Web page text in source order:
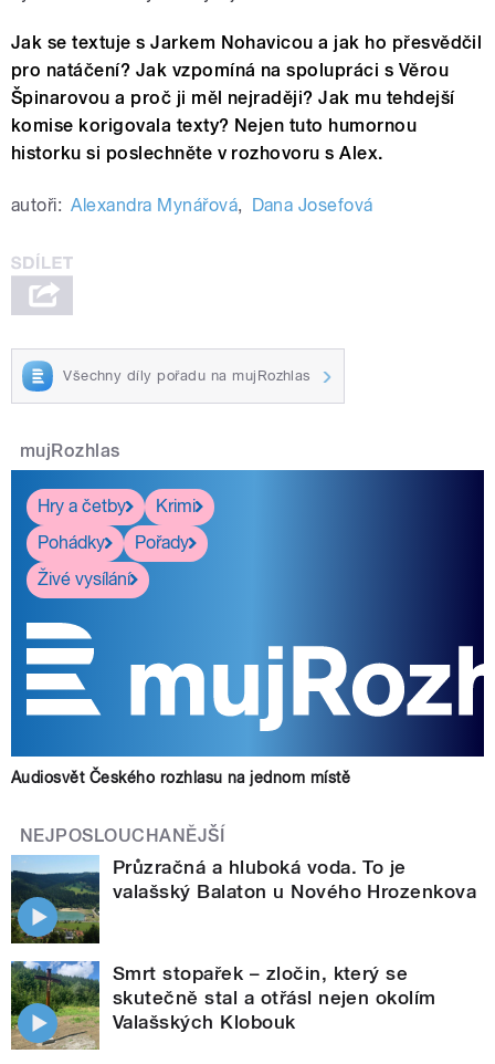
Jak se textuje s Jarkem Nohavicou a jak ho přesvědčil
pro natáčení? Jak vzpomíná na spolupráci s Věrou
Špinarovou a proč ji měl nejraději? Jak mu tehdejší
komise korigovala texty? Nejen tuto humornou
historku si poslechněte v rozhovoru s Alex.
autoři: Alexandra Mynářová, Dana Josefová
Všechny díly pořadu na mujRozhlas
mujRozhlas
Hry a četby
Krimi
Pohádky
Pořady
Živé vysílání
Audiosvět Českého rozhlasu na jednom místě
NEJPOSLOUCHANĚJŠÍ
Průzračná a hluboká voda. To je
valašský Balaton u Nového Hrozenkova
Smrt stopařek – zločin, který se
skutečně stal a otřásl nejen okolím
Valašských Klobouk